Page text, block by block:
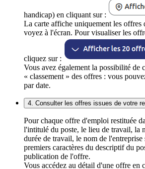
handicap) en cliquant sur :
La carte affiche uniquement les offres
voyez à l'écran. Pour visualiser les
cliquez sur :
Vous avez également la possibilité de
« classement » des offres : vous
par date.
4. Consulter les offres issues de votre
Pour chaque offre d'emploi restituée
l'intitulé du poste, le lieu de travail, la
durée de travail, le nom de l'entreprise
premiers caractères du descriptif du
publication de l'offre.
Vous accédez au détail d'une offre en